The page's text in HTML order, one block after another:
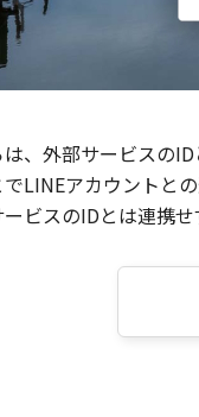
、外部サービスのID
LINEアカウントとの
ビスのIDとは連携せ